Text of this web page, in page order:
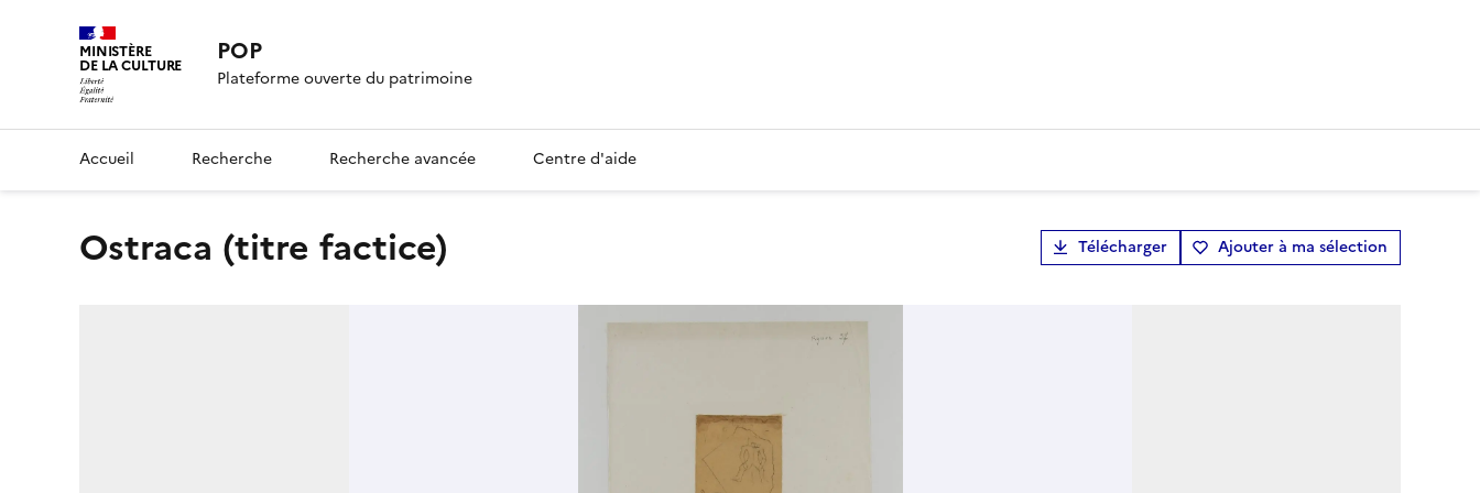
MINISTÈRE
DE LA CULTURE POP
Plateforme ouverte du patrimoine
Accueil Recherche Recherche avancée Centre d'aide
Ostraca (titre factice) Télécharger Ajouter à ma sélection